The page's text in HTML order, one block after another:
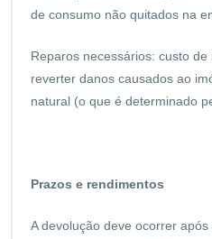
de consumo não quitados na
Reparos necessários: custo
reverter danos causados ao
natural (o que é determinado
Prazos e rendimentos
A devolução deve ocorrer